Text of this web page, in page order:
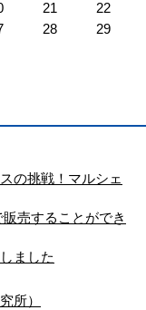
21
22
28
29
の挑戦！マルシェ
売することができ
ました
所）